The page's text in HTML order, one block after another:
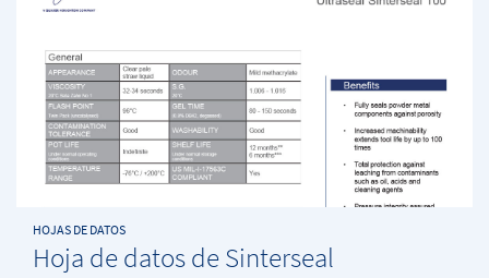
HOJAS DE DATOS
Hoja de datos de Sinterseal